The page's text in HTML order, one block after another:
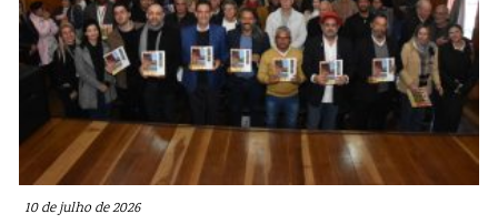
10 de julho de 2026